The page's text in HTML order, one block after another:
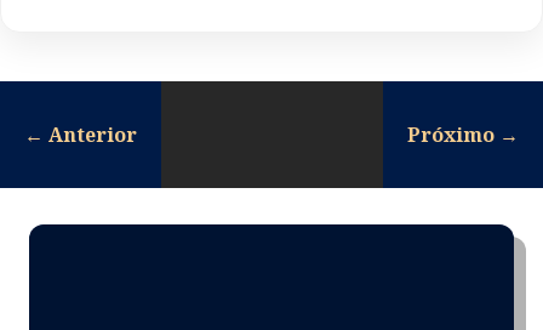
← Anterior Próximo →